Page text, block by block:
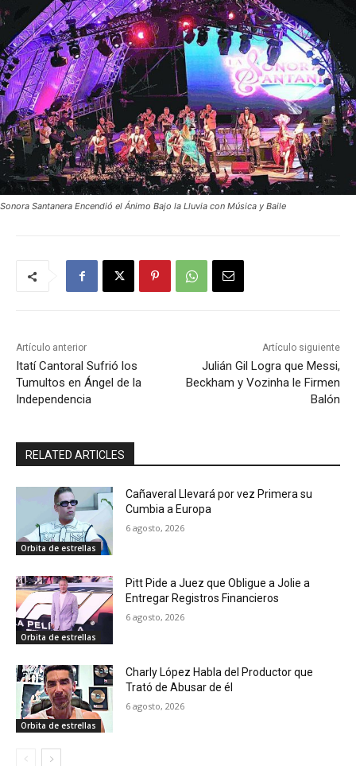
Sonora Santanera Encendió el Ánimo Bajo la Lluvia con Música y Baile
Artículo anterior
Itatí Cantoral Sufrió los
Tumultos en Ángel de la
Independencia
Artículo siguiente
Julián Gil Logra que Messi,
Beckham y Vozinha le Firmen
Balón
RELATED ARTICLES
Orbita de estrellas
Cañaveral Llevará por vez Primera su
Cumbia a Europa
6 agosto, 2026
Orbita de estrellas
Pitt Pide a Juez que Obligue a Jolie a
Entregar Registros Financieros
6 agosto, 2026
Orbita de estrellas
Charly López Habla del Productor que
Trató de Abusar de él
6 agosto, 2026